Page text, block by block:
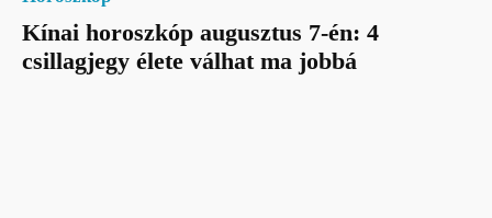
Kínai horoszkóp augusztus 7-én: 4
csillagjegy élete válhat ma jobbá